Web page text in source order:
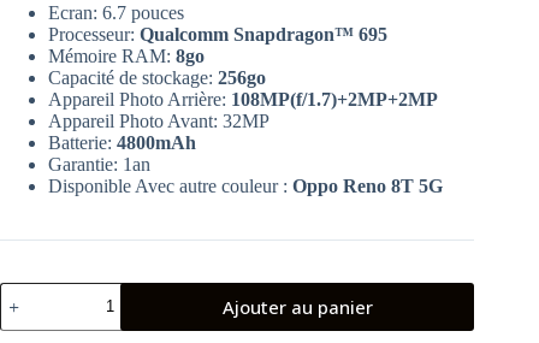
Ecran: 6.7 pouces
Processeur: Qualcomm Snapdragon™ 695
Mémoire RAM: 8go
Capacité de stockage: 256go
Appareil Photo Arrière: 108MP(f/1.7)+2MP+2MP
Appareil Photo Avant: 32MP
Batterie: 4800mAh
Garantie: 1an
Disponible Avec autre couleur : Oppo Reno 8T 5G
quantité
de
Smartphone
Ajouter au panier